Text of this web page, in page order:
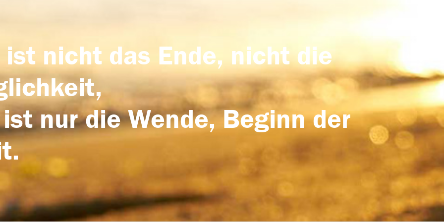
ist nicht das Ende, nicht die
nur die Wende, Beginn der